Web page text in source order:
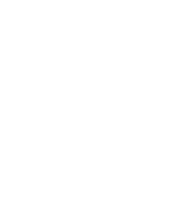
da normativa vixente en materia de
de Carácter Persoal, a Real Academia
aqueles usuarios que faciliten o seu correo
calquera outra información de carácter
datos serán obxecto de tratamento
confidencial e incorporados aos seus
Así mesmo, os usuarios poderán exercer o
rectificación, oposición e cancelación dos
en contacto connosco.
as condicións da política de